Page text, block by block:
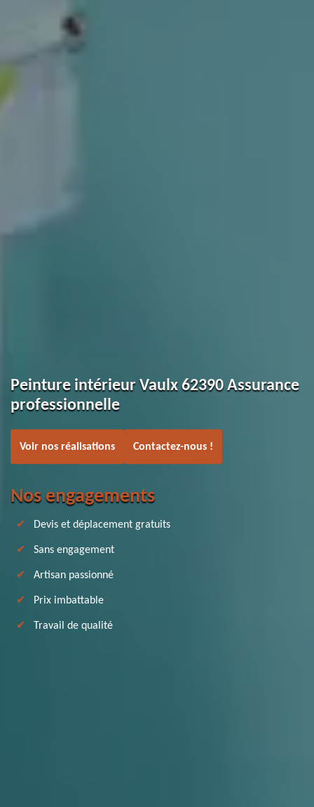
Peinture intérieur Vaulx 62390 Assurance
professionnelle
Voir nos réalisations Contactez-nous !
Nos engagements
Devis et déplacement gratuits
Sans engagement
Artisan passionné
Prix imbattable
Travail de qualité